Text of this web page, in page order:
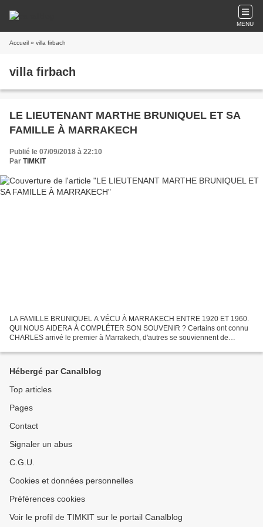
MENU
Accueil » villa firbach
villa firbach
LE LIEUTENANT MARTHE BRUNIQUEL ET SA
FAMILLE À MARRAKECH
Publié le 07/09/2018 à 22:10
Par TIMKIT
LA FAMILLE BRUNIQUEL A VÉCU À MARRAKECH ENTRE 1920 ET 1960.
QUI NOUS AIDERA À COMPLÉTER SON SOUVENIR ? Certains ont connu
CHARLES arrivé le premier à Marrakech, d'autres se souviennent de
Hébergé par Canalblog
Top articles
Pages
Contact
Signaler un abus
C.G.U.
Cookies et données personnelles
Préférences cookies
Voir le profil de TIMKIT sur le portail Canalblog